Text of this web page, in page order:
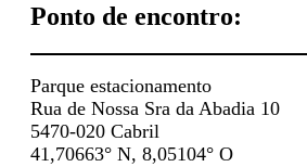
Ponto de encontro:
Parque estacionamento
Rua de Nossa Sra da Abadia 10
5470-020 Cabril
41,70663° N, 8,05104° O